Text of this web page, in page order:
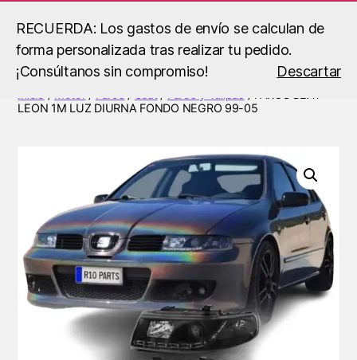
RECUERDA: Los gastos de envío se calculan de
forma personalizada tras realizar tu pedido.
¡Consúltanos sin compromiso!
Descartar
Buscar
B.S
LEON 1M LUZ DIURNA FONDO NEGRO 99-05